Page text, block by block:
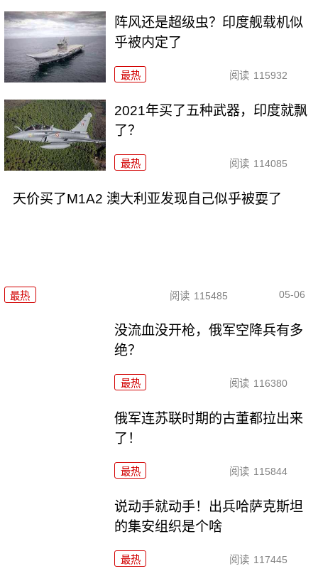
阵风还是超级虫？印度舰载机似
乎被内定了
最热 阅读 115932
2021年买了五种武器，印度就飘
了？
最热 阅读 114085
天价买了M1A2 澳大利亚发现自己似乎被耍了
最热 阅读 115485 05-06
没流血没开枪，俄军空降兵有多
绝？
最热 阅读 116380
俄军连苏联时期的古董都拉出来
了！
最热 阅读 115844
说动手就动手！出兵哈萨克斯坦
的集安组织是个啥
最热 阅读 117445